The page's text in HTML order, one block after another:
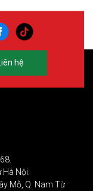
hệ
Nội.
Mỗ, Q. Nam Từ